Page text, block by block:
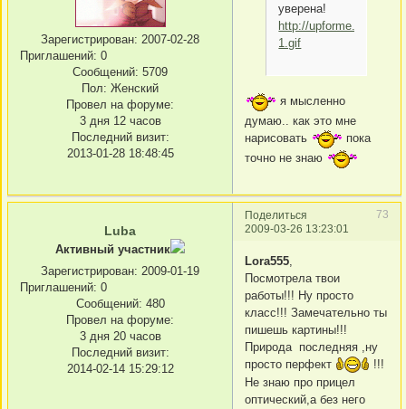
Зарегистрирован: 2007-02-28
Приглашений: 0
Сообщений: 5709
Пол: Женский
Провел на форуме:
3 дня 12 часов
Последний визит:
2013-01-28 18:48:45
уверена!
http://upforme.ru/
1.gif
я мысленно
думаю.. как это мне
нарисовать
пока
точно не знаю
Поделиться
73
2009-03-26 13:23:01
Luba
Активный участник
Зарегистрирован: 2009-01-19
Приглашений: 0
Сообщений: 480
Провел на форуме:
3 дня 20 часов
Последний визит:
2014-02-14 15:29:12
Lora555
Посмотрела твои
работы!!! Ну просто
класс!!! Замечательно ты
пишешь картины!!!
Природа последняя ,ну
просто перфект
!!!
Не знаю про прицел
оптический,а без него